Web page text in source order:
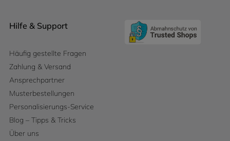
Hilfe & Support
Häufig gestellte Fragen
Zahlung & Versand
Ansprechpartner
Musterbestellungen
Personalisierungs-Service
Blog – Tipps & Tricks
Über uns